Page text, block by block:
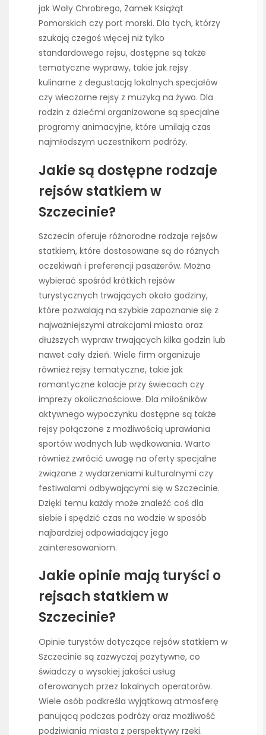
jak Wały Chrobrego, Zamek Książąt
Pomorskich czy port morski. Dla tych, którzy
szukają czegoś więcej niż tylko
standardowego rejsu, dostępne są także
tematyczne wyprawy, takie jak rejsy
kulinarne z degustacją lokalnych specjałów
czy wieczorne rejsy z muzyką na żywo. Dla
rodzin z dziećmi organizowane są specjalne
programy animacyjne, które umilają czas
najmłodszym uczestnikom podróży.
Jakie są dostępne rodzaje
rejsów statkiem w
Szczecinie?
Szczecin oferuje różnorodne rodzaje rejsów
statkiem, które dostosowane są do różnych
oczekiwań i preferencji pasażerów. Można
wybierać spośród krótkich rejsów
turystycznych trwających około godziny,
które pozwalają na szybkie zapoznanie się z
najważniejszymi atrakcjami miasta oraz
dłuższych wypraw trwających kilka godzin lub
nawet cały dzień. Wiele firm organizuje
również rejsy tematyczne, takie jak
romantyczne kolacje przy świecach czy
imprezy okolicznościowe. Dla miłośników
aktywnego wypoczynku dostępne są także
rejsy połączone z możliwością uprawiania
sportów wodnych lub wędkowania. Warto
również zwrócić uwagę na oferty specjalne
związane z wydarzeniami kulturalnymi czy
festiwalami odbywającymi się w Szczecinie.
Dzięki temu każdy może znaleźć coś dla
siebie i spędzić czas na wodzie w sposób
najbardziej odpowiadający jego
zainteresowaniom.
Jakie opinie mają turyści o
rejsach statkiem w
Szczecinie?
Opinie turystów dotyczące rejsów statkiem w
Szczecinie są zazwyczaj pozytywne, co
świadczy o wysokiej jakości usług
oferowanych przez lokalnych operatorów.
Wiele osób podkreśla wyjątkową atmosferę
panującą podczas podróży oraz możliwość
podziwiania miasta z perspektywy rzeki.